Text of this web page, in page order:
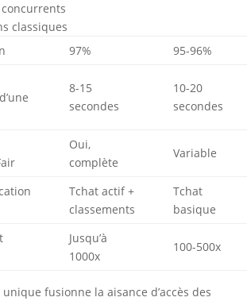
concurrents
classiques
97%
95-96%
8-15
secondes
10-20
secondes
Oui,
complète
Variable
Tchat actif +
classements
Tchat
basique
Jusqu’à
1000x
100-500x
fusionne la aisance d’accès des